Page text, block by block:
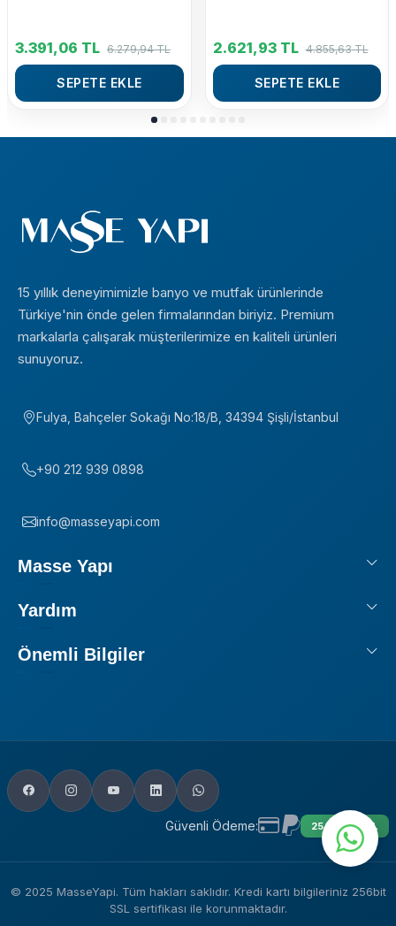
3.391,06 TL 6.279,94TL
SEPETE EKLE
2.621,93TL 4.855,63TL
SEPETE EKLE
15 yıllık deneyimimizle banyo ve mutfak ürünlerinde
Türkiye'nin önde gelen firmalarından biriyiz. Premium
markalarla çalışarak müşterilerimize en kaliteli ürünleri
sunuyoruz.
Fulya, Bahçeler Sokağı No:18/B, 34394 Şişli/İstanbul
+90 212 939 0898
info@masseyapi.com
Masse Yapı
Yardım
Önemli Bilgiler
Güvenli Ödeme: 256 BIT SSL
© 2025 MasseYapi. Tüm hakları saklıdır. Kredi kartı bilgileriniz 256bit
SSL sertifikası ile korunmaktadır.